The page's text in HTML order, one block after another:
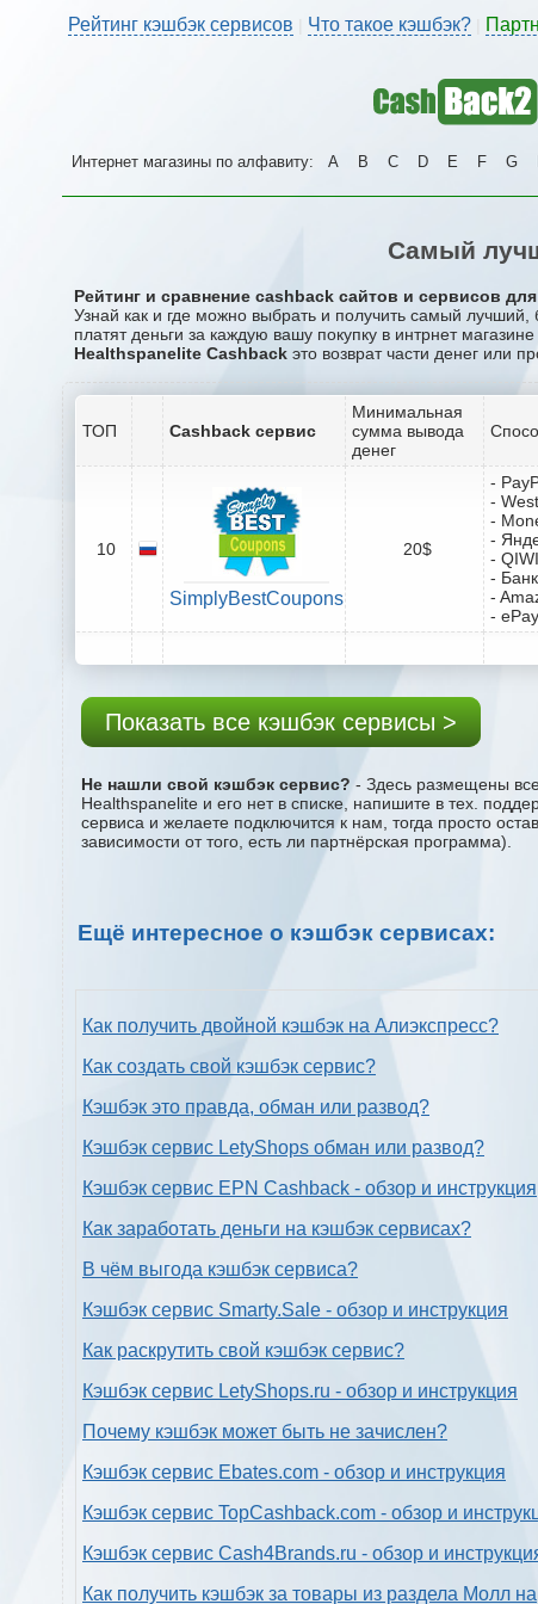
Рейтинг кэшбэк сервисов Что такое кэшбэк?
Интернет магазины по алфавиту: A B C D E F G
Самый
Рейтинг и сравнение cashback сайтов и сервисов
Узнай как и где можно выбрать и получить самый
платят деньги за каждую вашу покупку в интрнет
Healthspanelite Cashback это возврат части денег или
ТОП Cashback сервис
Минимальная
сумма вывода
денег
10
SimplyBestCoupons
20$
-
-
-
-
-
-
-
-
Показать все кэшбэк сервисы >
Не нашли свой кэшбэк сервис? - Здесь размещены
Healthspanelite и его нет в списке, напишите в тех.
сервиса и желаете подключится к нам, тогда просто
зависимости от того, есть ли партнёрская программа).
Ещё интересное о кэшбэк сервисах:
Как получить двойной кэшбэк на Алиэкспресс?
Как создать свой кэшбэк сервис?
Кэшбэк это правда, обман или развод?
Кэшбэк сервис LetyShops обман или развод?
Кэшбэк сервис EPN Cashback - обзор и инструкция
Как заработать деньги на кэшбэк сервисах?
В чём выгода кэшбэк сервиса?
Кэшбэк сервис Smarty.Sale - обзор и инструкция
Как раскрутить свой кэшбэк сервис?
Кэшбэк сервис LetyShops.ru - обзор и инструкция
Почему кэшбэк может быть не зачислен?
Кэшбэк сервис Ebates.com - обзор и инструкция
Кэшбэк сервис TopCashback.com - обзор и
Кэшбэк сервис Cash4Brands.ru - обзор и
Как получить кэшбэк за товары из раздела Молл на